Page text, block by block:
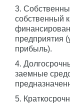
3.
собственный
предприятия
прибыль).
4.
заемные
5.